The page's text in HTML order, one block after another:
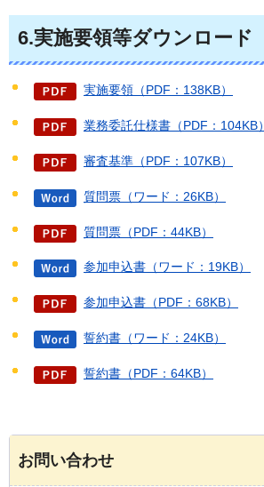
6.実施要領等ダウンロード
実施要領（PDF：138KB）
業務委託仕様書（PDF：104KB）
審査基準（PDF：107KB）
質問票（ワード：26KB）
質問票（PDF：44KB）
参加申込書（ワード：19KB）
参加申込書（PDF：68KB）
誓約書（ワード：24KB）
誓約書（PDF：64KB）
お問い合わせ